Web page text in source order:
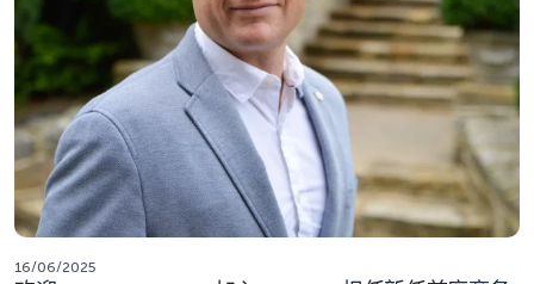
16/06/2025